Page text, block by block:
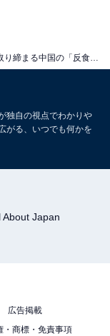
spe1_01.html
独自の視点でわかりや
がる、いつでも何かを
About Japan
広告掲載
・商標・免責事項